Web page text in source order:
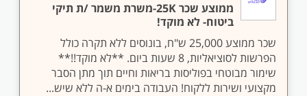
ממוצע שכר 25K-משרת משמר /ת תיקי
ביטוח- לא מוקד!
שכר ממוצע 25,000 ש"ח, בונוסים ללא תקרה כולל
הפרשות לסוציאליות, 8 שעות ביום. **לא מוקד!!**
שימור מבוטחי בפוליסות בריאות וחיים תוך מתן הסבר
מקצועי ושירות ללקוח! העבודה בימים א-ה ללא שיש...